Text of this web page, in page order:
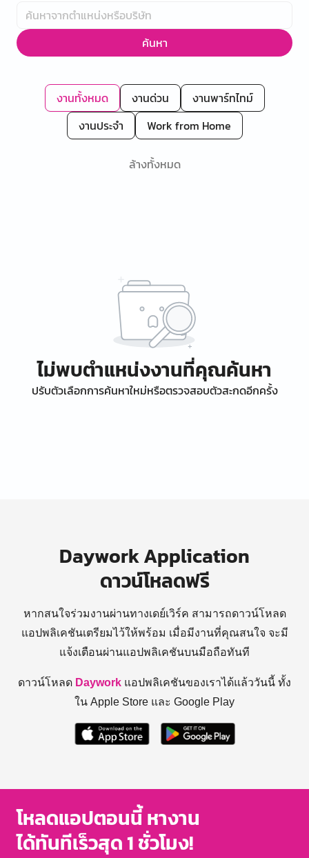
ค้นหา
งานทั้งหมด งานด่วน
งานพาร์ทไทม์
งานประจำ
Work from Home
ล้างทั้งหมด
ไม่พบตำแหน่งงานที่คุณค้นหา
ปรับตัวเลือกการค้นหาใหม่หรือตรวจสอบตัวสะกดอีกครั้ง
Daywork Application
ดาวน์โหลดฟรี
หากสนใจร่วมงานผ่านทางเดย์เวิร์ค สามารถดาวน์โหลด
แอปพลิเคชันเตรียมไว้ให้พร้อม เมื่อมีงานที่คุณสนใจ จะมี
แจ้งเตือนผ่านแอปพลิเคชันบนมือถือทันที
ดาวน์โหลด Daywork แอปพลิเคชันของเราได้แล้ววันนี้ ทั้ง
ใน Apple Store และ Google Play
โหลดแอปตอนนี้ หางาน
ได้ทันทีเร็วสุด 1 ชั่วโมง!